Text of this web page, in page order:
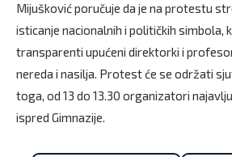
Mijušković poručuje da je na protestu
isticanje nacionalnih i političkih simbola,
transparenti upućeni direktorki i
nereda i nasilja. Protest će se održati
toga, od 13 do 13.30 organizatori
ispred Gimnazije.